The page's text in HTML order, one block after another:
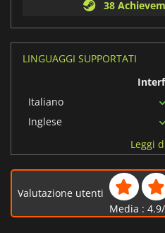
38
LINGUAGGI SUPPORTATI
Italiano
Inglese
Russo
Giapponese
Leggi
Valutazione utenti
Media : 4.9/